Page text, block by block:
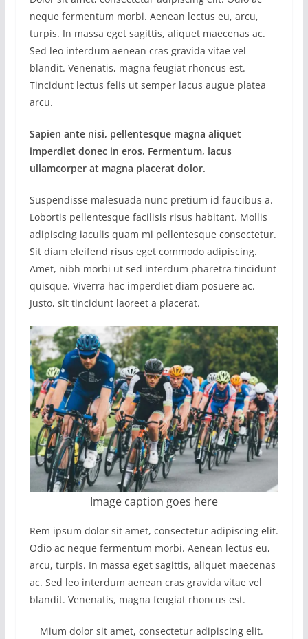
neque fermentum morbi. Aenean lectus eu, arcu,
turpis. In massa eget sagittis, aliquet maecenas ac.
Sed leo interdum aenean cras gravida vitae vel
blandit. Venenatis, magna feugiat rhoncus est.
Tincidunt lectus felis ut semper lacus augue platea
arcu.
Sapien ante nisi, pellentesque magna aliquet
imperdiet donec in eros. Fermentum, lacus
ullamcorper at magna placerat dolor.
Suspendisse malesuada nunc pretium id faucibus a.
Lobortis pellentesque facilisis risus habitant. Mollis
adipiscing iaculis quam mi pellentesque consectetur.
Sit diam eleifend risus eget commodo adipiscing.
Amet, nibh morbi ut sed interdum pharetra tincidunt
quisque. Viverra hac imperdiet diam posuere ac.
Justo, sit tincidunt laoreet a placerat.
Image caption goes here
Rem ipsum dolor sit amet, consectetur adipiscing elit.
Odio ac neque fermentum morbi. Aenean lectus eu,
arcu, turpis. In massa eget sagittis, aliquet maecenas
ac. Sed leo interdum aenean cras gravida vitae vel
blandit. Venenatis, magna feugiat rhoncus est.
Mium dolor sit amet, consectetur adipiscing elit.